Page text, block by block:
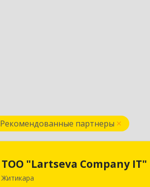
Рекомендованные партнеры
ТОО "Lartseva Company IT"
Житикара110700, Республика Казахстан,